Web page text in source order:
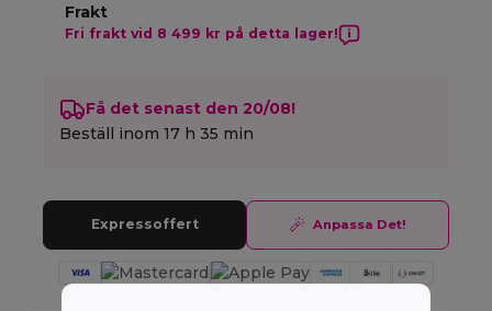
Frakt
Fri frakt vid 8 499 kr på detta lager!
Få det senast den 20/08!
Beställ inom17 h 35 min
Expressoffert Anpassa Det!